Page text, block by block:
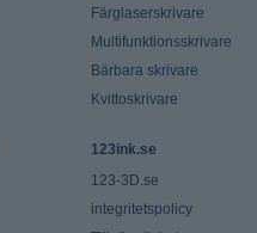
Färglaserskrivare
Multifunktionsskrivare
Bärbara skrivare
Kvittoskrivare
123ink.se
123-3D.se
integritetspolicy